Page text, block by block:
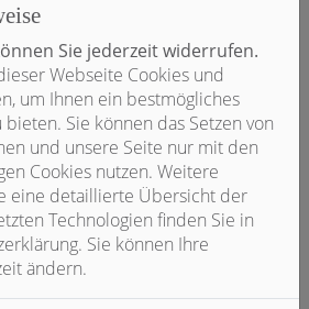
führen wir TV-
und professionelle Kanal-, Rohr-
aller Leitungen im Haus- und
Bautrocknung
und setzen bei
die optimale
ein, um Schimmelbefall zu
Sie jederzeit widerrufen.
Webseite Cookies und
um Ihnen ein bestmögliches
Sie können das Setzen von
und unsere Seite nur mit den
Cookies nutzen. Weitere
eine detaillierte Übersicht der
Technologien finden Sie in
Sie können Ihre
ändern.